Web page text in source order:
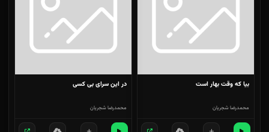
بیا که وقت بهار است
محمدرضا شجریان
در این سرای بی کسی
محمدرضا شجریان